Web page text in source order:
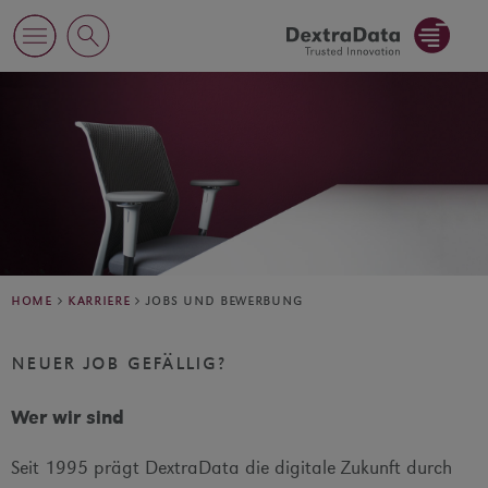
home karriere jobs und bewerbung
neuer job gefällig?
Wer wir sind
Seit 1995 prägt DextraData die digitale Zukunft durch